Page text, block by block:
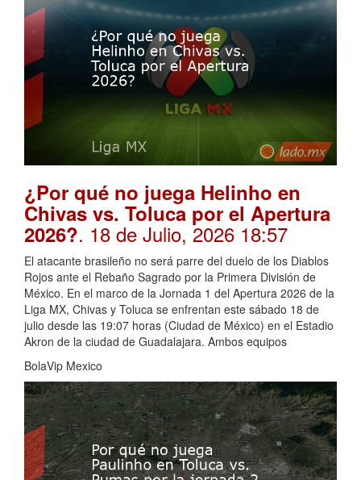
¿Por qué no juega Helinho en
Chivas vs. Toluca por el Apertura
2026?. 18 de Julio, 2026 18:57
El atacante brasileño no será parre del duelo de los Diablos
Rojos ante el Rebaño Sagrado por la Primera División de
México. En el marco de la Jornada 1 del Apertura 2026 de la
Liga MX, Chivas y Toluca se enfrentan este sábado 18 de
julio desde las 19:07 horas (Ciudad de México) en el Estadio
Akron de la ciudad de Guadalajara. Ambos equipos
BolaVip Mexico